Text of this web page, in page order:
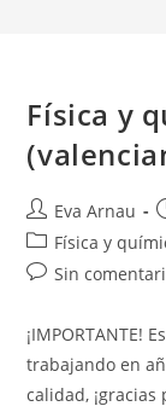
Física y
Autor
de
la
entrada:
Eva Arnau
Categoría
de
Física y
Comentarios
la
entrada:
Sin
¡IMPORTANTE!
trabajando en
calidad, ¡gracias